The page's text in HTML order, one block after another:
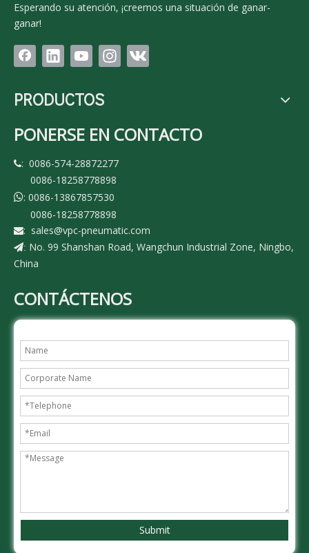
Esperando su atención, ¡creemos una situación de ganar-
ganar!
PRODUCTOS
PONERSE EN CONTACTO
: 0086-574-28872277
0086-18258778898
: 0086-13867857530
0086-18258778898
: sales@vpc-pneumatic.com
: No. 99 Shanshan Road, Wangchun Industrial Zone, Ningbo,
China
CONTÁCTENOS
Submit